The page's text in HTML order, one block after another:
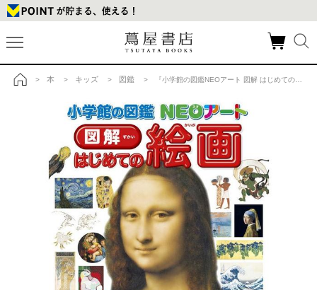
> 本 > キッズ > 図鑑 > 『小学館の図鑑NEOアート 図解 はじめての絵画』 青柳 正規(監修) 小学館の商品詳細